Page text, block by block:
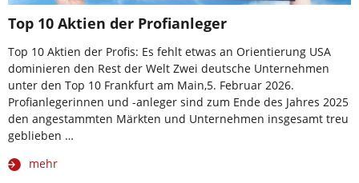
Top 10 Aktien der Profianleger
Top 10 Aktien der Profis: Es fehlt etwas an Orientierung USA
dominieren den Rest der Welt Zwei deutsche Unternehmen
unter den Top 10 Frankfurt am Main,5. Februar 2026.
Profianlegerinnen und -anleger sind zum Ende des Jahres 2025
den angestammten Märkten und Unternehmen insgesamt treu
geblieben …
mehr